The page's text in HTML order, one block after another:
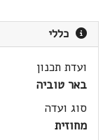
כללי
ועדת תכנון
באר טוביה
סוג ועדה
מחוזית